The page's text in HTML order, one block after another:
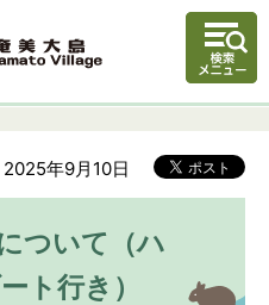
年9月10日
ついて（ハ
ト行き）